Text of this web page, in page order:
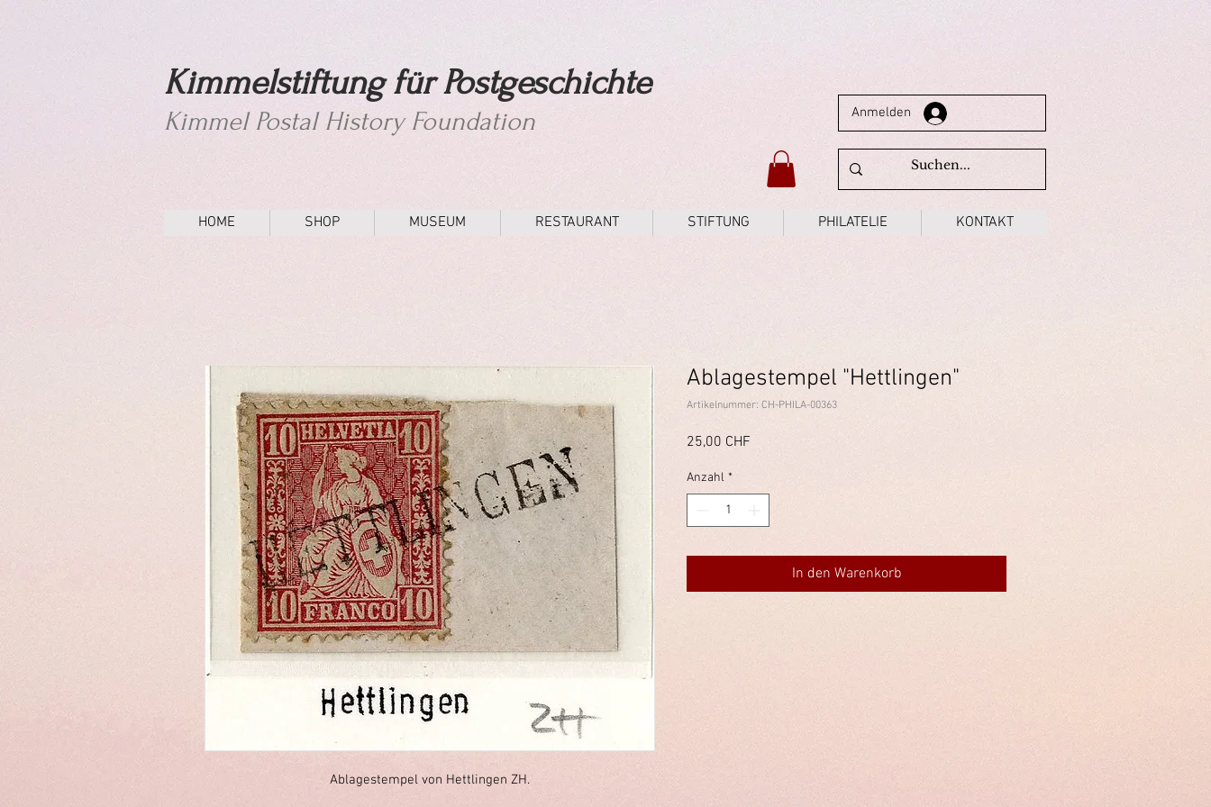
Kimmelstiftung für Postgeschichte
Kimmel Postal History Foundation Anmelden
HOME SHOP MUSEUM RESTAURANT STIFTUNG PHILATELIE KONTAKT
Ablagestempel von Hettlingen ZH.
Ablagestempel "Hettlingen"
Artikelnummer: CH-PHILA-00363
25,00 CHF
Anzahl *
In den Warenkorb